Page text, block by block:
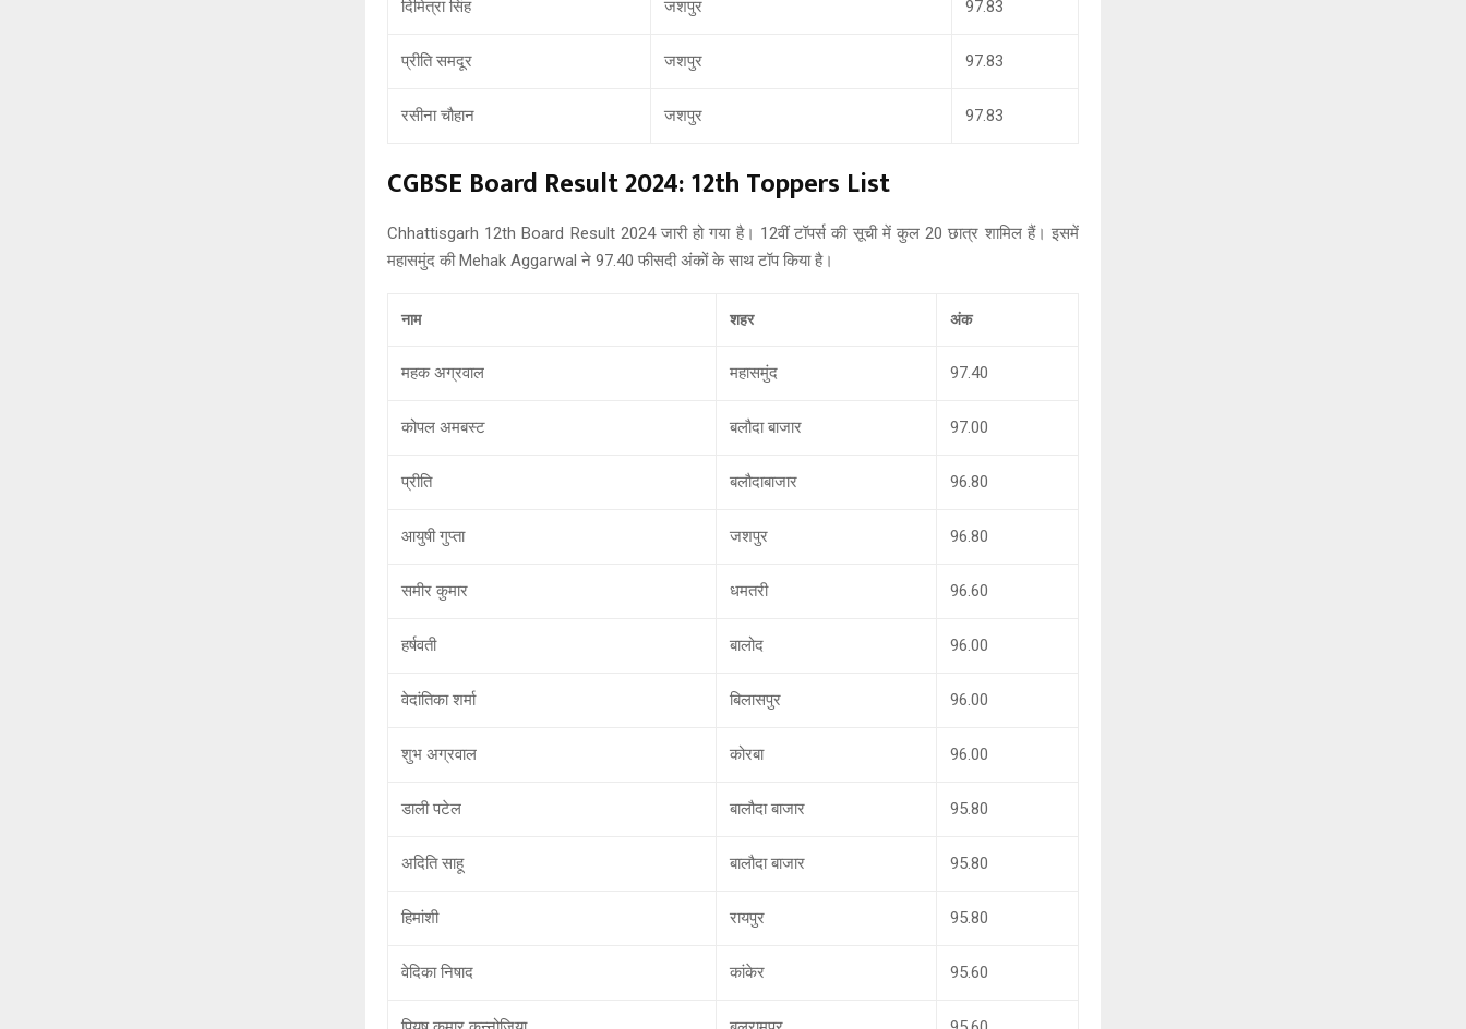
दिमित्रा सिंह जशपुर 97.83
प्रीति समदूर जशपुर 97.83
रसीना चौहान जशपुर 97.83
CGBSE Board Result 2024: 12th Toppers List
Chhattisgarh 12th Board Result 2024 जारी हो गया है। 12वीं टॉपर्स की सूची में कुल 20 छात्र शामिल हैं। इसमें
महासमुंद की Mehak Aggarwal ने 97.40 फीसदी अंकों के साथ टॉप किया है।
नाम शहर अंक
महक अग्रवाल महासमुंद 97.40
कोपल अमबस्ट बलौदा बाजार 97.00
प्रीति बलौदाबाजार 96.80
आयुषी गुप्ता जशपुर 96.80
समीर कुमार धमतरी 96.60
हर्षवती बालोद 96.00
वेदांतिका शर्मा बिलासपुर 96.00
शुभ अग्रवाल कोरबा 96.00
डाली पटेल बालौदा बाजार 95.80
अदिति साहू बालौदा बाजार 95.80
हिमांशी रायपुर 95.80
वेदिका निषाद कांकेर 95.60